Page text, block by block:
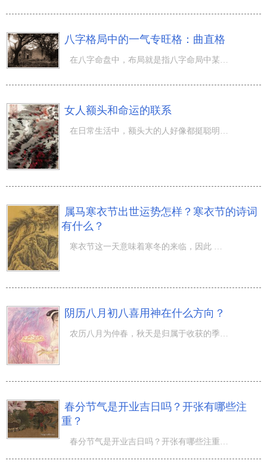
八字格局中的一气专旺格：曲直格
女人额头和命运的联系
在日常生活中，额头大的人好像都挺聪明的，像是爱因斯坦、巴菲特等名人，额头都很大。那么女人额头和命运之
属马寒衣节出世运势怎样？寒衣节的诗词
有什么？
寒衣节这一天意味着寒冬的来临，因此 也是为爸爸妈妈恋人等所关注的人送御寒衣物的生活。属马寒衣节出世运
阴历八月初八喜用神在什么方向？
农历八月为仲春，秋天是归属于收获的季节。八月初八的生活怎样？农历八月又有桂月、壮月、仲春、南宮、仲商
春分节气是开业吉日吗？开张有哪些注
重？
春分节气是开业吉日吗？开张有哪些注重？春天是是春回大地的时节。春季气侯溫暖适度，中国内陆绝大多数地域